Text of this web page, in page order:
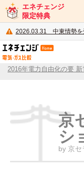
エネチェンジ
限定特典
2026.03.31
電力
2016年電力自由化の要
京
シ
by 京セ